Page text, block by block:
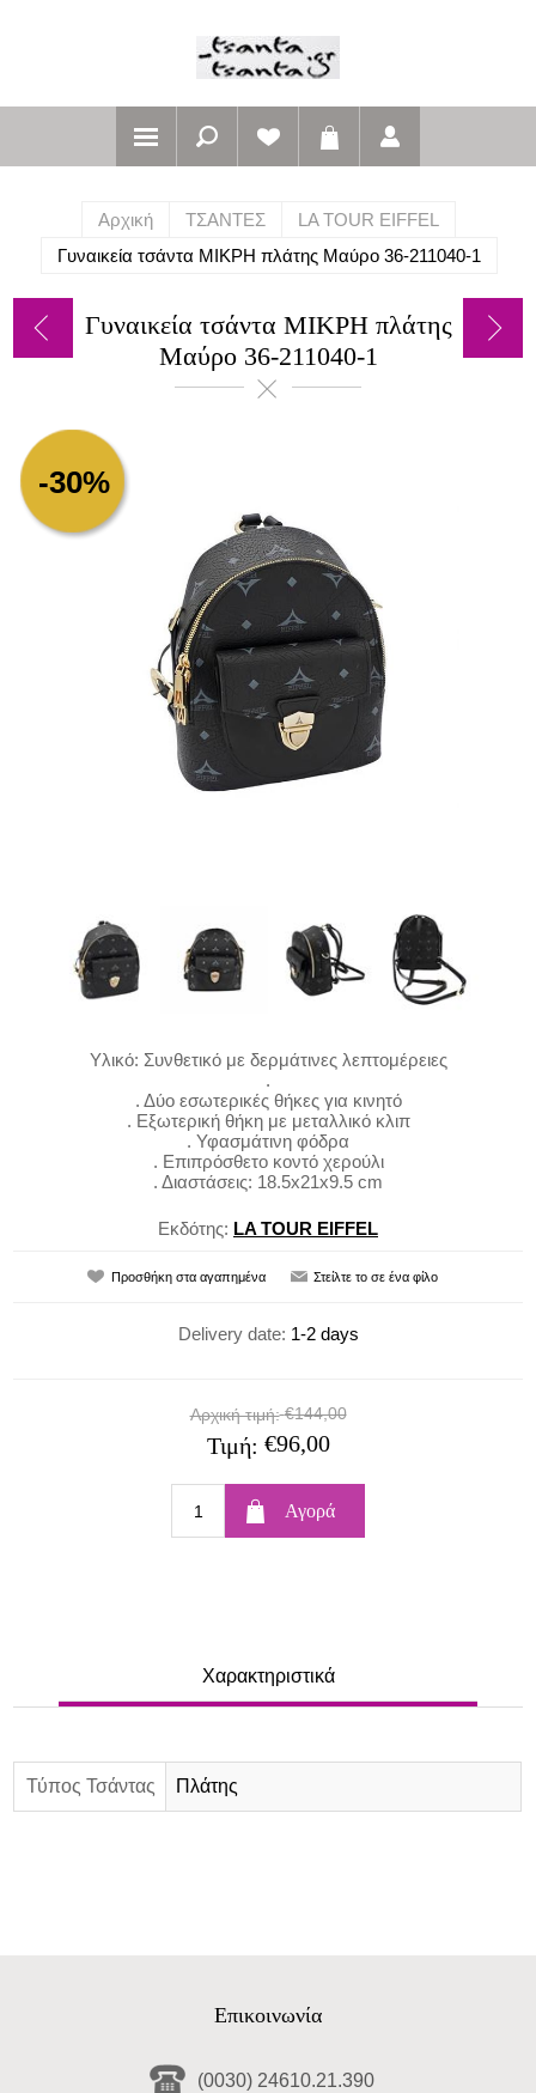
Αρχική ΤΣΑΝΤΕΣ
LA TOUR EIFFEL
Γυναικεία τσάντα ΜΙΚΡΗ πλάτης Μαύρο 36-211040-1
Γυναικεία τσάντα ΜΙΚΡΗ πλάτης
Μαύρο 36-211040-1
-30%
Υλικό: Συνθετικό με δερμάτινες λεπτομέρειες
.
. Δύο εσωτερικές θήκες για κινητό
. Εξωτερική θήκη με μεταλλικό κλιπ
. Υφασμάτινη φόδρα
. Επιπρόσθετο κοντό χερούλι
. Διαστάσεις: 18.5x21x9.5 cm
Εκδότης: LA TOUR EIFFEL
Delivery date: 1-2 days
Αρχική τιμή: €144,00
Τιμή: €96,00
Χαρακτηριστικά
Τύπος Τσάντας Πλάτης
Επικοινωνία
(0030) 24610.21.390